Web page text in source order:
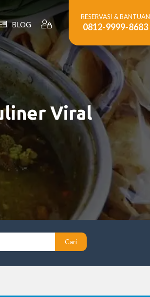
BLOG
RESERVASI & BANTUAN
0812-9999-8683
Viral
Cari